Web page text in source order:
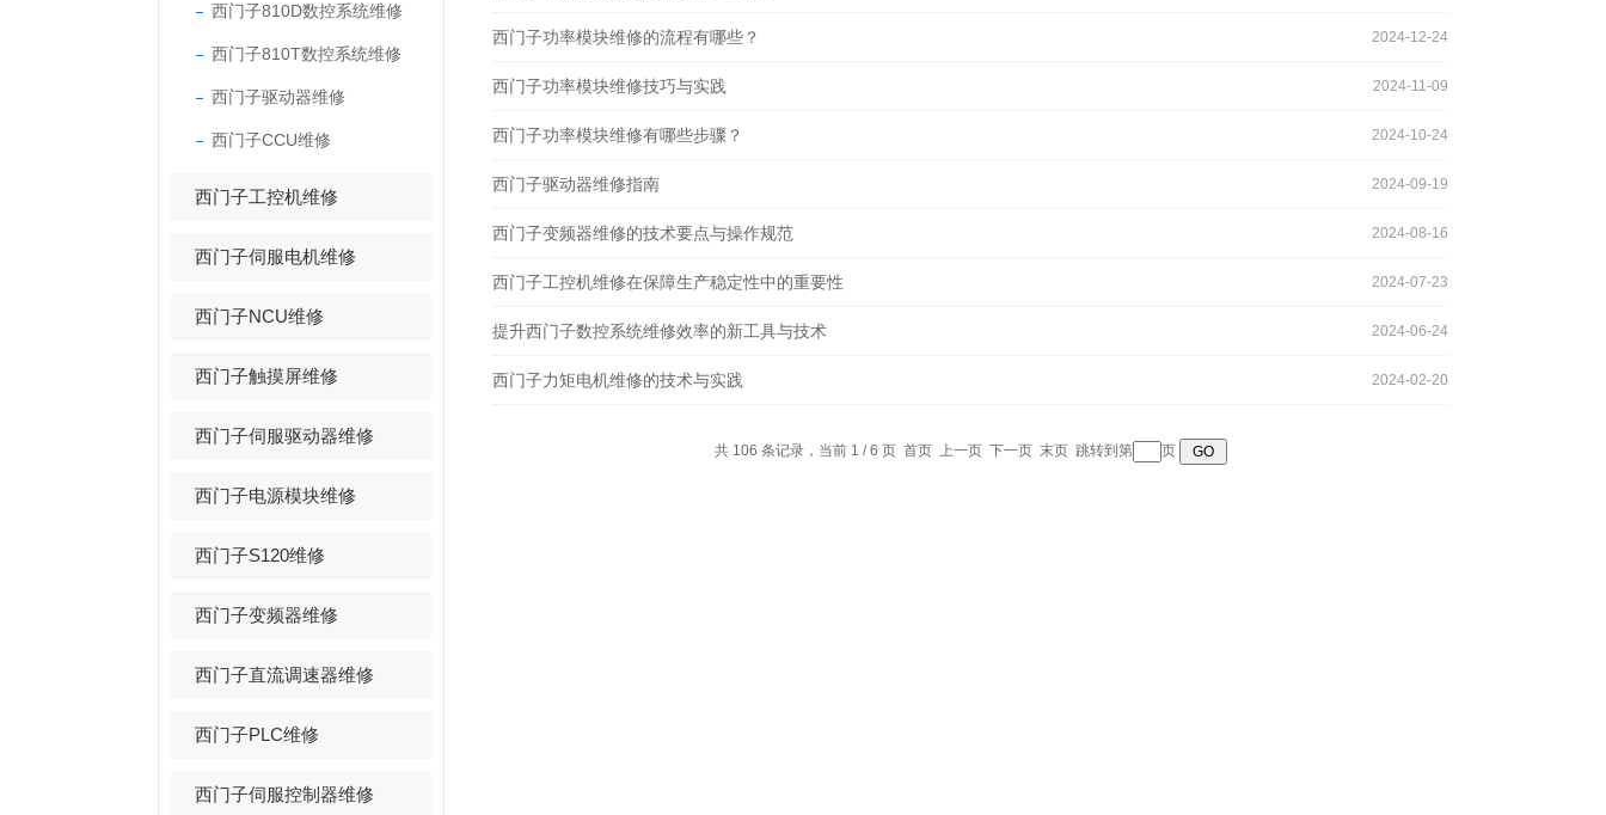
西门子810D数控系统维修
西门子810T数控系统维修
西门子驱动器维修
西门子CCU维修
西门子工控机维修
西门子伺服电机维修
西门子NCU维修
西门子触摸屏维修
西门子伺服驱动器维修
西门子电源模块维修
西门子S120维修
西门子变频器维修
西门子直流调速器维修
西门子PLC维修
西门子伺服控制器维修
西门子功率模块维修的流程有哪些？ 2024-12-24
西门子功率模块维修技巧与实践 2024-11-09
西门子功率模块维修有哪些步骤？ 2024-10-24
西门子驱动器维修指南 2024-09-19
西门子变频器维修的技术要点与操作规范 2024-08-16
西门子工控机维修在保障生产稳定性中的重要性 2024-07-23
提升西门子数控系统维修效率的新工具与技术 2024-06-24
西门子力矩电机维修的技术与实践 2024-02-20
共 106 条记录，当前 1 / 6 页 首页 上一页 下一页 末页跳转到第 页